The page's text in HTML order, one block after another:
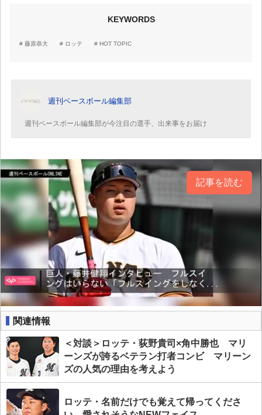
KEYWORDS
藤原恭大 ロッテ HOT TOPIC
週刊ベースボール編集部
週刊ベースボール編集部が今注目の選手、出来事をお届け
記事を読む
関連情報
＜対談＞ロッテ・荻野貴司×角中勝也 マリ
ーンズが誇るベテラン打者コンビ マリーン
ズの人気の理由を考えよう
ロッテ・名前だけでも覚えて帰ってくださ